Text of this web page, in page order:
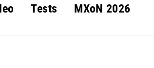
Tests MXoN 2026